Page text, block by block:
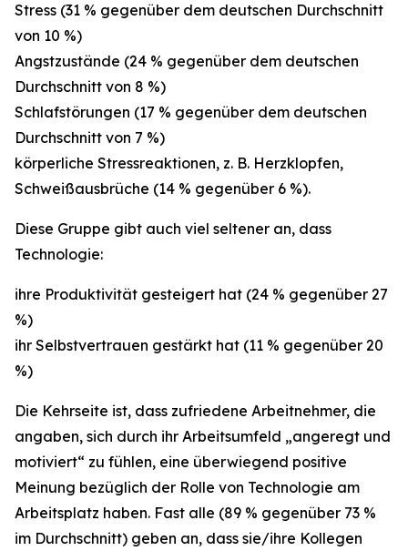
Stress (31 % gegenüber dem deutschen Durchschnitt
von 10 %)
Angstzustände (24 % gegenüber dem deutschen
Durchschnitt von 8 %)
Schlafstörungen (17 % gegenüber dem deutschen
Durchschnitt von 7 %)
körperliche Stressreaktionen, z. B. Herzklopfen,
Schweißausbrüche (14 % gegenüber 6 %).
Diese Gruppe gibt auch viel seltener an, dass
Technologie:
ihre Produktivität gesteigert hat (24 % gegenüber 27
%)
ihr Selbstvertrauen gestärkt hat (11 % gegenüber 20
%)
Die Kehrseite ist, dass zufriedene Arbeitnehmer, die
angaben, sich durch ihr Arbeitsumfeld „angeregt und
motiviert“ zu fühlen, eine überwiegend positive
Meinung bezüglich der Rolle von Technologie am
Arbeitsplatz haben. Fast alle (89 % gegenüber 73 %
im Durchschnitt) geben an, dass sie/ihre Kollegen